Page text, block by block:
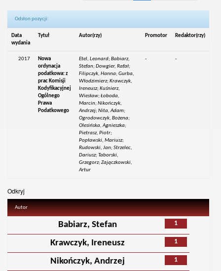
Odsłon pozycji:
Data
wydania
Tytuł Autor(rzy) Promotor Redaktor(rzy)
2017
Nowa
ordynacja
podatkowa: z
prac Komisji
Kodyfikacyjnej
Ogólnego
Prawa
Podatkowego
Etel, Leonard; Babiarz,
Stefan; Dowgier, Rafał;
Filipczyk, Hanna; Gurba,
Włodzimierz; Krawczyk,
Ireneusz; Kuśnierz,
Wiesław; Łoboda,
Marcin; Nikończyk,
Andrzej; Nita, Adam;
Ogrodowczyk, Bożena;
Olesińska, Agnieszka;
Pietrasz, Piotr;
Popławski, Mariusz;
Rudowski, Jan; Strzelec,
Dariusz; Taborski,
Grzegorz; Zajączkowski,
Artur
- -
Odkryj
Autor
1
Babiarz, Stefan
1
Krawczyk, Ireneusz
1
Nikończyk, Andrzej